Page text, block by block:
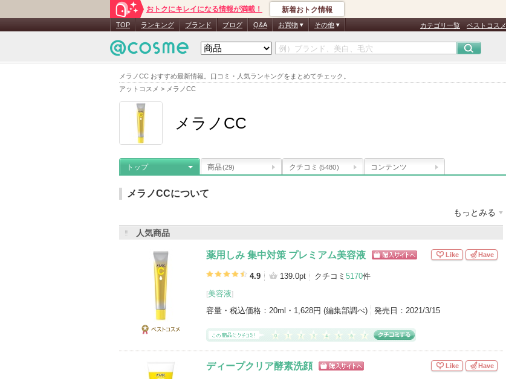
メラノCC おすすめ最新情報。口コミ・人気ランキングをまとめてチェック。
アットコスメ > メラノCC
おトクにキレイになる情報が満載！ 新着おトク情報
TOP ランキング ブランド ブログ Q&A お買物 その他 カテゴリ一覧 ベストコスメ
メラノCC
トップ 商品(29) クチコミ (5480) コンテンツ
メラノCCについて
もっとみる
メーカー名：
167,427人
メラノCCの登録商品 (29件)
登録アイテムカテゴリ
シートマスク・パック（7） 化粧水（6） フェイスクリーム（5） 美容液（4）
乳液（2）
洗顔フォーム（2）
健康サプリメント（1）
アイテムカテゴリをもっとみる (12)
人気商品
メ
薬用しみ 集中対策 プレミアム美容液
4.9 139.0pt クチコミ 5170件
[美容液]
容量・税込価格： 20ml・1,628円 (編集部調べ) 発売日： 2021/3/15
Like Have
ディープクリア酵素洗顔 Like Have